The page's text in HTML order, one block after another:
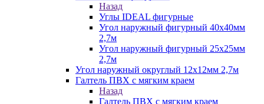
Назад
Углы IDEAL фигурные
Угол наружный фигурный 40х40мм
2,7м
Угол наружный фигурный 25х25мм
2,7м
Угол наружный округлый 12х12мм 2,7м
Галтель ПВХ с мягким краем
Назад
Галтель ПВХ с мягким краем